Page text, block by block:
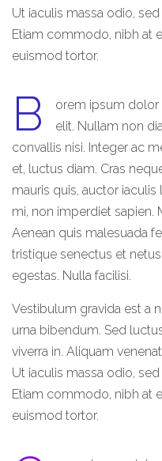
Ut iaculis massa odio,
Etiam commodo, nibh at
euismod tortor.
B
orem ipsum dolor
elit. Nullam non
convallis nisi. Integer ac
et, luctus diam. Cras
mauris quis, auctor
mi, non imperdiet sapien.
Aenean quis malesuada
tristique senectus et
egestas. Nulla facilisi.
Vestibulum gravida est a
urna bibendum. Sed
viverra in. Aliquam
Ut iaculis massa odio,
Etiam commodo, nibh at
euismod tortor.